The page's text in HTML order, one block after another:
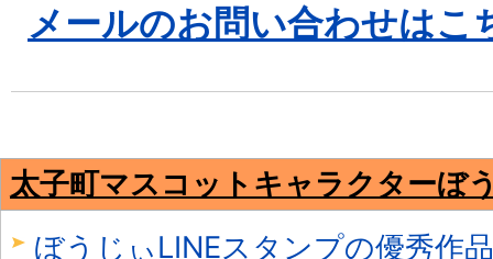
メールのお問い合わせはこ
太子町マスコットキャラクターぼ
ぼうじぃLINEスタンプの優秀作